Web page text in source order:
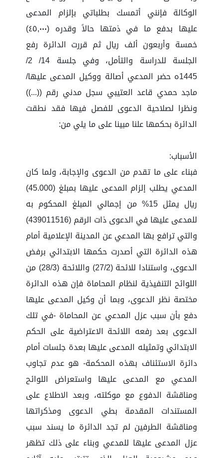
الأسباب:
فبناء على ما تقدم من الدعوى والإجابة، ولما كان
المدعي يطلب إلزام المدعى عليها بمبلغ (45.000)
ريال يمثل 15% من إجمالي المبلغ المحكوم به
للمدعى عليها في الدعوى ذات الرقم (439011516)
والتي ترافع بها المدعي عن المدينة الإعلامية أمام
هذه الدائرة التي أصدرت حكمها الابتدائي برفض
الدعوى، واستنادا للائحة (27/2) واللائحة (28/3) من
اللوائح التنفيذية لنظام المحاماة فإن هذه الدائرة
مختصة نظر الدعوى، وبما أن وكيل المدعى عليها
دفع بأن سبب عزل المدعي عن المحاماة -في تلك
الدعوى بعد رفعه اللائحة الاعتراضية على الحكم
الابتدائي وتمثيله المدعى عليها بعدة جلسات أمام
دائرة الاستئناف بهذه المحكمة- هو عدم تجاوب
المدعي مع المدعى عليها واستعراض اللوائح
ومناقشة الدفوع مع موكلته، وبعد الاطلاع على
المستندات المقدمة بطي الدعوى ومذكراتها
ومناقشة الطرفين لم تجد الدائرة ما يسند سبب
عزل المدعى عليها للمدعي وبناء على ذلك تظهر